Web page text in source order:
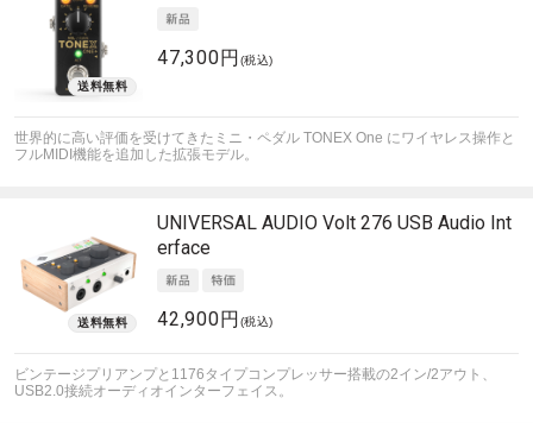
47,300円 (税込)
世界的に高い評価を受けてきたミニ・ペダル TONEX One にワイヤレス操作と
フルMIDI機能を追加した拡張モデル。
UNIVERSAL AUDIO Volt 276 USB Audio Int
erface
42,900円 (税込)
ビンテージプリアンプと1176タイプコンプレッサー搭載の2イン/2アウト、
USB2.0接続オーディオインターフェイス。